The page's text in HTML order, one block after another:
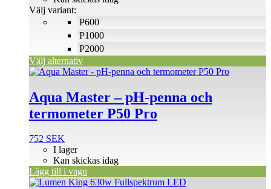
P600
P1000
P2000
Välj variant:
Välj alternativ
kan
väljas
produktsidan
Aqua Master – pH-penna och
termometer P50 Pro
752 SEK
I lager
Kan skickas idag
Lägg till i vagn